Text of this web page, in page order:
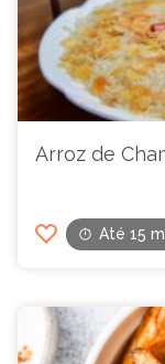
Arroz de
Até 15